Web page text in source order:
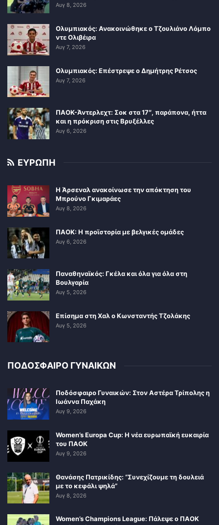
Αυγ 8, 2026
Ολυμπιακός: Ανακοινώθηκε ο Τζουλιάνο Λόμπο
ντε Ολιβέιρα
Αυγ 7, 2026
Ολυμπιακός: Επέστρεψε ο Δημήτρης Ρέτσος
Αυγ 7, 2026
ΠΑΟΚ-Άντερλεχτ: Σοκ στα 17″, παράπονα, ήττα
και η πρόκριση στις Βρυξέλλες
Αυγ 6, 2026
ΕΥΡΩΠΗ
Η Άρσεναλ ανακοίνωσε την απόκτηση του
Μπρούνο Γκιμαράες
Αυγ 8, 2026
ΠΑΟΚ: Η προϊστορία με βελγικές ομάδες
Αυγ 6, 2026
Παναθηναϊκός: Γκέλα και όλα για όλα στη
Βουλγαρία
Αυγ 5, 2026
Επίσημα στη Χαλ ο Κωνσταντής Τζολάκης
Αυγ 5, 2026
ΠΟΔΟΣΦΑΙΡΟ ΓΥΝΑΙΚΩΝ
Ποδόσφαιρο Γυναικών: Στον Αστέρα Τρίπολης η
Ιωάννα Παχάκη
Αυγ 9, 2026
Women’s Europa Cup: Η νέα ευρωπαϊκή ευκαιρία
του ΠΑΟΚ
Αυγ 9, 2026
Θανάσης Πατρικίδης: “Συνεχίζουμε τη δουλειά
με το κεφάλι ψηλά”
Αυγ 8, 2026
Women’s Champions League: Πάλεψε ο ΠΑΟΚ